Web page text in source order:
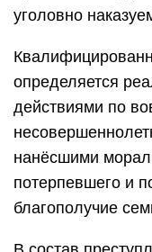
уголовно
определяется
действиями по
нанёсшими
потерпевшего и
благополучие